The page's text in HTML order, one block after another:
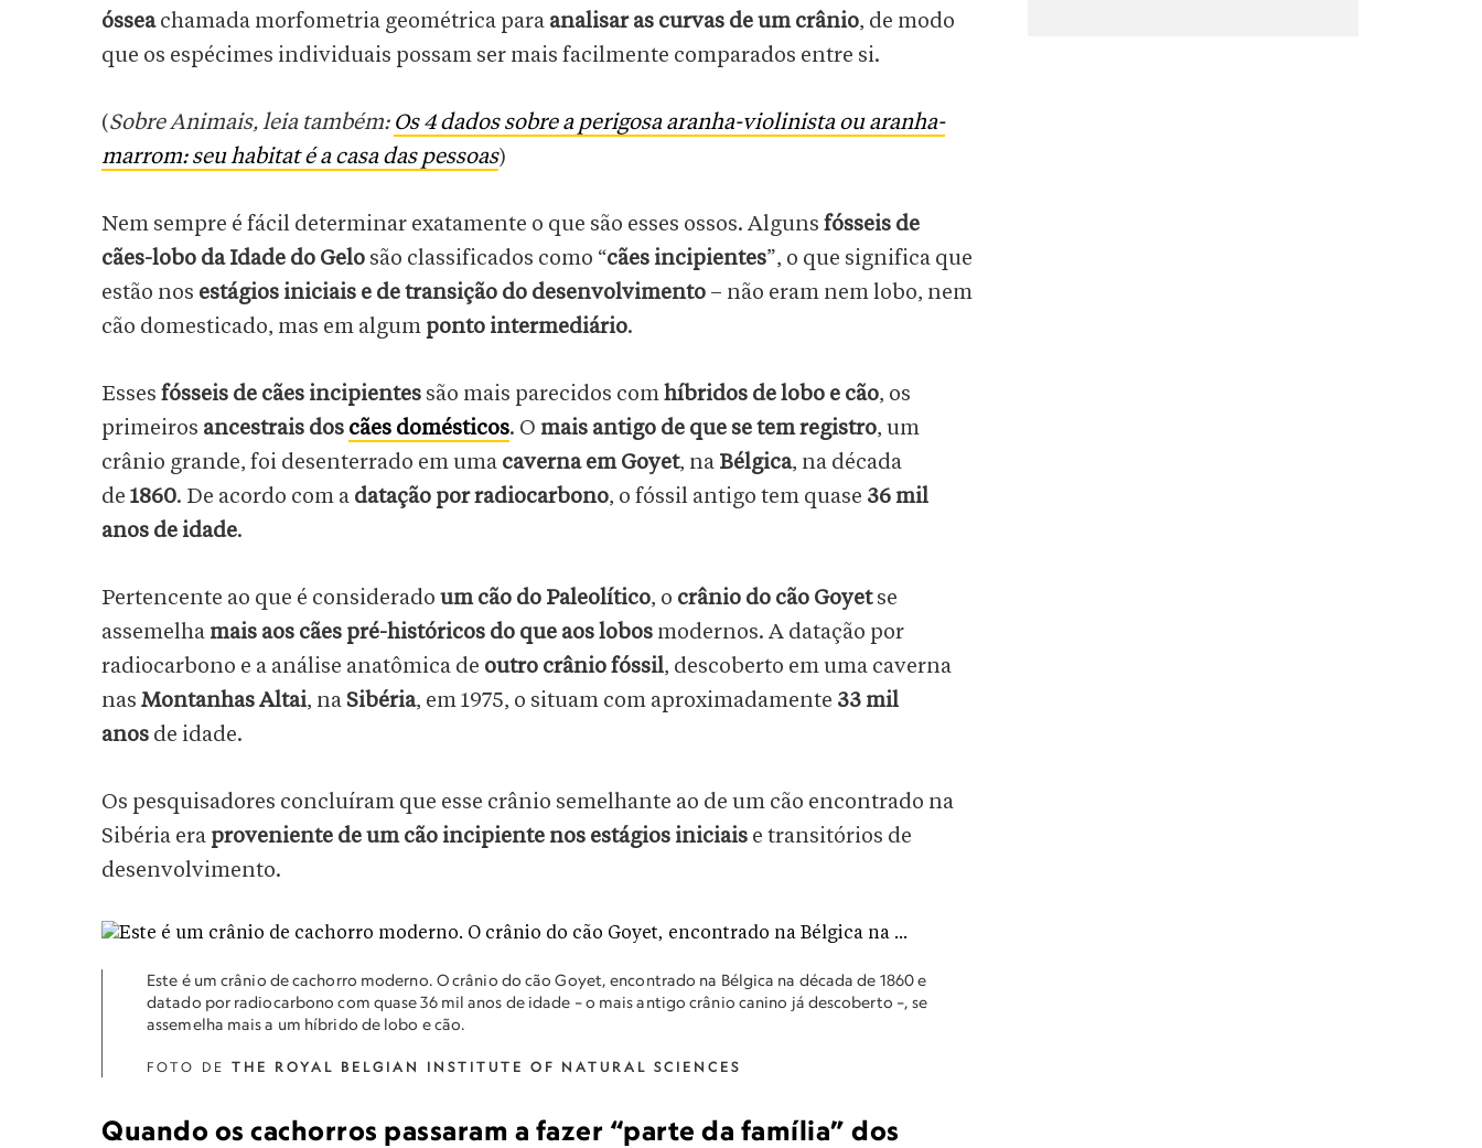
ósseachamada morfometria geométrica para analisar as curvas de um crânio, de modo
que os espécimes individuais possam ser mais facilmente comparados entre si.
(Sobre Animais, leia também: Os 4 dados sobre a perigosa aranha-violinista ou aranha-
marrom: seu habitat é a casa das pessoas)
Nem sempre é fácil determinar exatamente o que são esses ossos. Alguns fósseis de
cães-lobo da Idade do Gelo são classificados como “cães incipientes”, o que significa que
estão nos estágios iniciais e de transição do desenvolvimento – não eram nem lobo, nem
cão domesticado, mas em algum ponto intermediário.
Esses fósseis de cães incipientes são mais parecidos comhíbridos de lobo e cão, os
primeiros ancestrais dos cães domésticos. O mais antigo de que se tem registro, um
crânio grande, foi desenterrado em uma caverna em Goyet, na Bélgica, na década
de 1860. De acordo com a datação por radiocarbono, o fóssil antigo tem quase 36 mil
anos de idade.
Pertencente ao que é considerado um cão do Paleolítico, o crânio do cão Goyetse
assemelha mais aos cães pré-históricos do que aos lobos modernos. A datação por
radiocarbono e a análise anatômica de outro crânio fóssil, descoberto em uma caverna
nas Montanhas Altai, na Sibéria, em 1975, o situam com aproximadamente 33 mil
anos de idade.
Os pesquisadores concluíram que esse crânio semelhante ao de um cão encontrado na
Sibéria era proveniente de um cão incipiente nos estágios iniciais e transitórios de
desenvolvimento.
Este é um crânio de cachorro moderno. O crânio do cão Goyet, encontrado na Bélgica na década de 1860 e
datado por radiocarbono com quase 36 mil anos de idade – o mais antigo crânio canino já descoberto –, se
assemelha mais a um híbrido de lobo e cão.
FOTO DE THE ROYAL BELGIAN INSTITUTE OF NATURAL SCIENCES
Quando os cachorros passaram a fazer “parte da família” dos